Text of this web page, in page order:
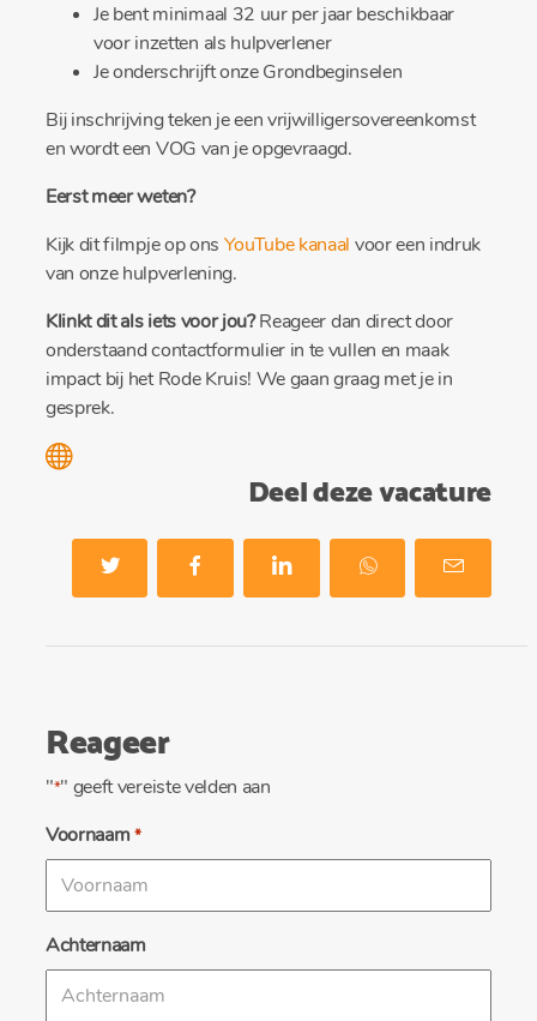
Je bent minimaal 32 uur per jaar beschikbaar
voor inzetten als hulpverlener
Je onderschrijft onze Grondbeginselen
Bij inschrijving teken je een vrijwilligersovereenkomst
en wordt een VOG van je opgevraagd.
Eerst meer weten?
Kijk dit filmpje op ons YouTube kanaal voor een indruk
van onze hulpverlening.
Klinkt dit als iets voor jou?Reageer dan direct door
onderstaand contactformulier in te vullen en maak
impact bij het Rode Kruis! We gaan graag met je in
gesprek.
Deel deze vacature
Reageer
"*" geeft vereiste velden aan
Voornaam *
Achternaam